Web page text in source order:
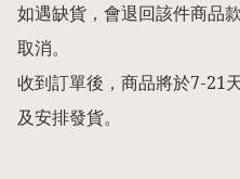
如遇缺貨，會退回該件商品
取消。
收到訂單後，商品將於7-21
及安排發貨。